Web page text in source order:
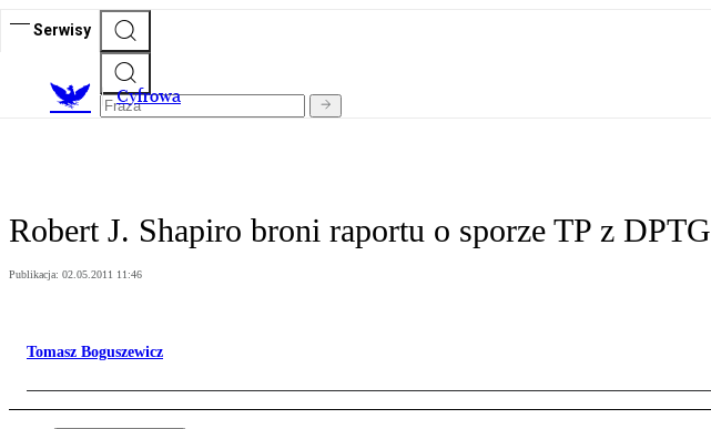
Serwisy
Cyfrowa
Robert J. Shapiro broni raportu o sporze TP z DPTG
Publikacja: 02.05.2011 11:46
Tomasz Boguszewicz